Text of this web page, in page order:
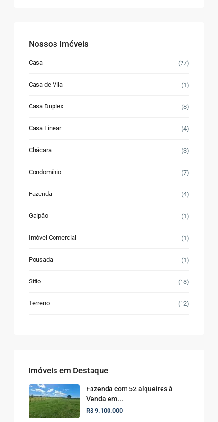
Nossos Imóveis
Casa (27)
Casa de Vila (1)
Casa Duplex (8)
Casa Linear (4)
Chácara (3)
Condomínio (7)
Fazenda (4)
Galpão (1)
Imóvel Comercial (1)
Pousada (1)
Sítio (13)
Terreno (12)
Imóveis em Destaque
Fazenda com 52 alqueires à
Venda em...
R$ 9.100.000